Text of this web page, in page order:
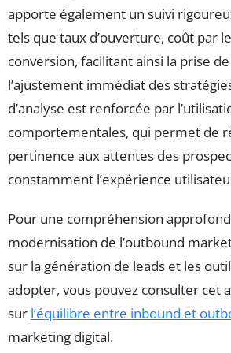
apporte également un suivi
tels que taux d’ouverture, coût par
conversion, facilitant ainsi la prise
l’ajustement immédiat des
d’analyse est renforcée par
comportementales, qui permet de
pertinence aux attentes des
constamment l’expérience
Pour une compréhension
modernisation de l’outbound
sur la génération de leads et les
adopter, vous pouvez consulter cet
sur l’équilibre entre inbound et
marketing digital.